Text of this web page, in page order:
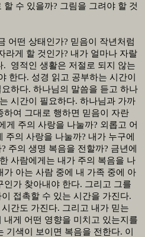
할 수 있을까? 그림을 그려야 할 것
어떤 상태인가? 믿음이 작년처럼
라게 할 것인가? 내가 얼마나 자랄
.
영적인 생활은 저절로 되지 않는
한다. 성경 읽고 공부하는 시간이
요하다. 하나님의 말씀을 듣고 하나
시간이 필요하다. 하나님과 가까
하여 그대로 행하면 믿음이 자란
게 주의 사랑을 나눌까? 외롭고 어
주의 사랑을 나눌까? 내가 누구에
? 주의 생명 복음을 전할까? 금년에
사람에게는 내가 주의 복음을 나
가 아는 사람 중에 내 가족 중에 아
인가 찾아내야 한다. 그리고 그를
접촉할 수 있는 시간을 가진다.
간도 가진다. 그리고 내가 믿는
내게 어떤 영향을 미치고 있는지를
기색이 보이면 복음을 전한다. 이